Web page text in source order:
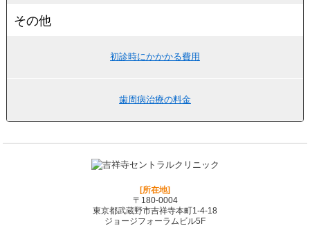
その他
初診時にかかかる費用
歯周病治療の料金
[所在地]
〒180-0004
東京都武蔵野市吉祥寺本町1-4-18
ジョージフォーラムビル5F